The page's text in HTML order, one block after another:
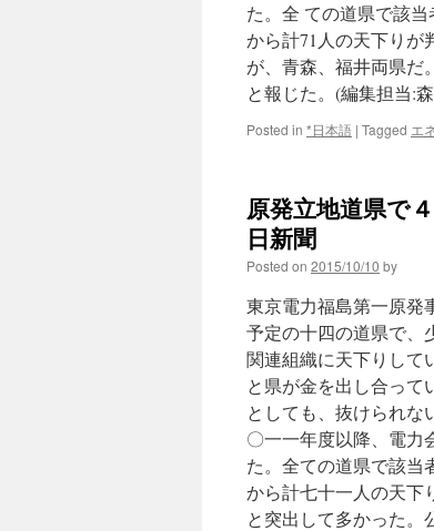
先
な
ど
横
滑
り
新
聞
た。全 ての道県で該
から計71人の天下りが
が、青森、福井両県だ
と報じた。(編集担当:
Posted in *日本語 | Tagged エ
原発立地道県で
日新聞
Posted on 2015/10/10 by
東京電力福島第一原発
予定の十四の道県で、
関連組織に天下りして
と県が金を出し合って
としても、抜けられ
〇一一年度以降、電力
た。全ての道県で該当
から計七十一人の天
と突出して多かった。